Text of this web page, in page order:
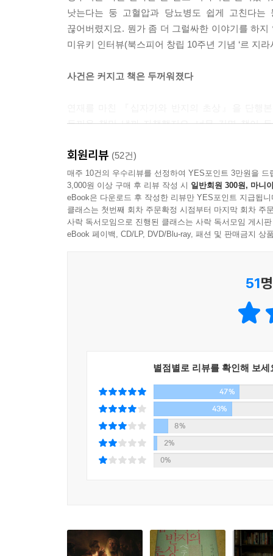
낫는다는 둥 고혈압과 당뇨병도 쉽게 고친다
끊어버렸지요. 뭔가 좀 더 그럴싸한 이야기를 하
미유키 인터뷰(북스피어 창립 10주년 기념 ‘르 지라
사건은 커지고 책은 두꺼워졌다
두꺼운 책만 낼까 자책했지요. 너무 길면 책이
거예요. 게다가 주인공이 살아가는 인생에 있어
되는 이야기를 다음 시리즈에 쓰고 싶습니다. 그
창립 10주년 기념 ‘르 지라시’ 특대호 인터뷰)
회원리뷰 (52건)
매주 10건의 우수리뷰를 선정하여 YES포인트 3만원을 드
3,000원 이상 구매 후 리뷰 작성 시 일반회원 300원, 마니
eBook은 다운로드 후 작성한 리뷰만 YES포인트 지급됩니
클래스는 첫번째 회차 주문확정 시점부터 마지막 회차 주
사락 독서모임으로 진행된 클래스는 사락 독서모임 게시
eBook 페이백, CD/LP, DVD/Blu-ray, 패션 및 판매금지 상
51
별점별로 리뷰를 확인해 보세
47%
43%
8%
2%
0%